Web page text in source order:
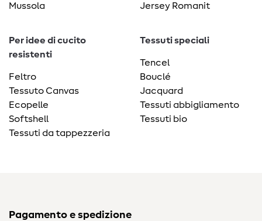
Mussola
Jersey Romanit
Per idee di cucito
resistenti
Feltro
Tessuto Canvas
Ecopelle
Softshell
Tessuti da tappezzeria
Tessuti speciali
Tencel
Bouclé
Jacquard
Tessuti abbigliamento
Tessuti bio
Pagamento e spedizione